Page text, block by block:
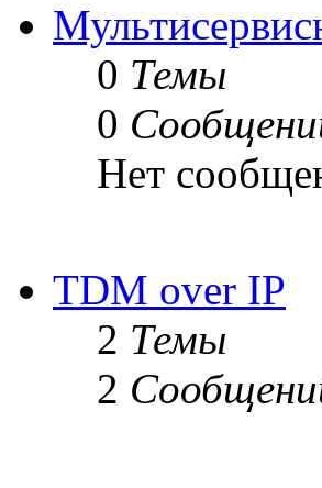
0 Темы
0
Нет
TDM over IP
2 Темы
2